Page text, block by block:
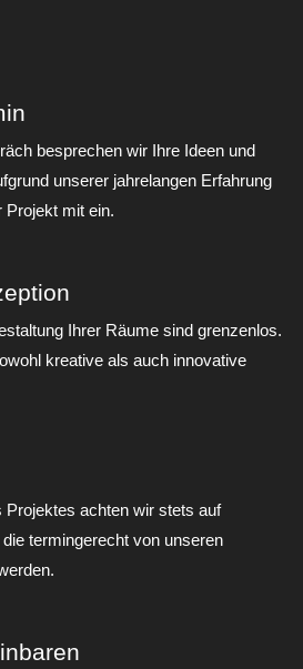
besprechen wir Ihre Ideen und
unserer jahrelangen Erfahrung
Projekt mit ein.
Ihrer Räume sind grenzenlos.
kreative als auch innovative
Projektes achten wir stets auf
termingerecht von unseren